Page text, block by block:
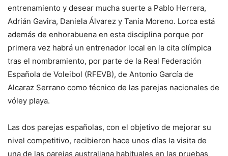
entrenamiento y desear mucha suerte a Pablo Herrera,
Adrián Gavira, Daniela Álvarez y Tania Moreno. Lorca está
además de enhorabuena en esta disciplina porque por
primera vez habrá un entrenador local en la cita olímpica
tras el nombramiento, por parte de la Real Federación
Española de Voleibol (RFEVB), de Antonio García de
Alcaraz Serrano como técnico de las parejas nacionales de
vóley playa.
Las dos parejas españolas, con el objetivo de mejorar su
nivel competitivo, recibieron hace unos días la visita de
una de las parejas australiana habituales en las pruebas